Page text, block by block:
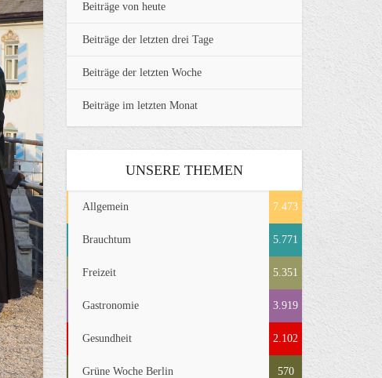
Beiträge von heute
Beiträge der letzten drei Tage
Beiträge der letzten Woche
Beiträge im letzten Monat
UNSERE THEMEN
Allgemein 7.473
Brauchtum 5.771
Freizeit 5.351
Gastronomie 3.919
Gesundheit 2.102
Grüne Woche Berlin 570